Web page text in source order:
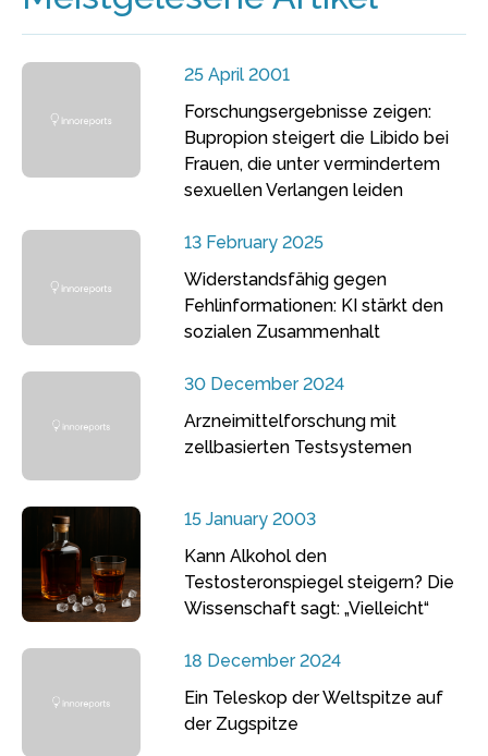
25 April 2001
Forschungsergebnisse zeigen:
Bupropion steigert die Libido bei
Frauen, die unter vermindertem
sexuellen Verlangen leiden
13 February 2025
Widerstandsfähig gegen
Fehlinformationen: KI stärkt den
sozialen Zusammenhalt
30 December 2024
Arzneimittelforschung mit
zellbasierten Testsystemen
15 January 2003
Kann Alkohol den
Testosteronspiegel steigern? Die
Wissenschaft sagt: „Vielleicht“
18 December 2024
Ein Teleskop der Weltspitze auf
der Zugspitze